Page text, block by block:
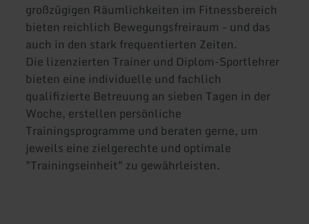
großzügigen Räumlichkeiten im Fitnessbereich
bieten reichlich Bewegungsfreiraum - und das
auch in den stark frequentierten Zeiten.
Die lizenzierten Trainer und Diplom-Sportlehrer
bieten eine individuelle und fachlich
qualifizierte Betreuung an sieben Tagen in der
Woche, erstellen persönliche
Trainingsprogramme und beraten gerne, um
jeweils eine zielgerechte und optimale
"Trainingseinheit" zu gewährleisten.